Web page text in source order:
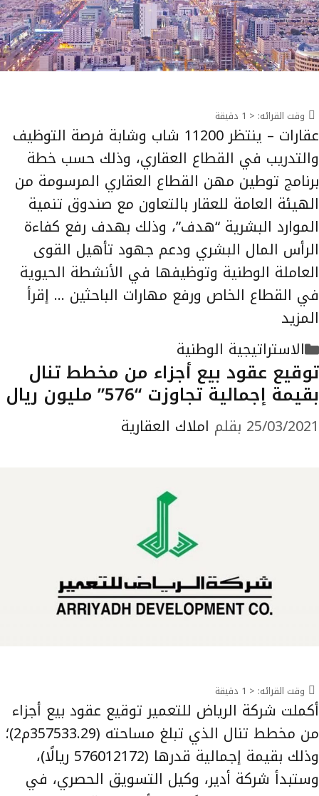
وقت القرائه: < 1 دقيقة
عقارات – ينتظر 11200 شاب وشابة فرصة التوظيف
والتدريب في القطاع العقاري، وذلك حسب خطة
برنامج توطين مهن القطاع العقاري المرسومة من
الهيئة العامة للعقار بالتعاون مع صندوق تنمية
الموارد البشرية “هدف”، وذلك بهدف رفع كفاءة
الرأس المال البشري ودعم جهود تأهيل القوى
العاملة الوطنية وتوظيفها في الأنشطة الحيوية
في القطاع الخاص ورفع مهارات الباحثين … إقرأ
المزيد
التصنيفات
الاستراتيجية الوطنية
توقيع عقود بيع أجزاء من مخطط تنال
بقيمة إجمالية تجاوزت “576” مليون ريال
25/03/2021 بقلم املاك العقارية
وقت القرائه: < 1 دقيقة
أكملت شركة الرياض للتعمير توقيع عقود بيع أجزاء
من مخطط تنال الذي تبلغ مساحته (357533.29م2)؛
وذلك بقيمة إجمالية قدرها (576012172 ريالًا)،
وستبدأ شركة أدير، وكيل التسويق الحصري، في